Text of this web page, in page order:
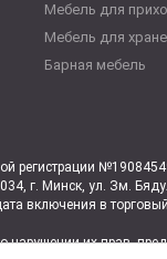
Мебель для
Мебель для
Барная мебель
регистрации
г. Минск, ул. Зм.
включения в
их прав,